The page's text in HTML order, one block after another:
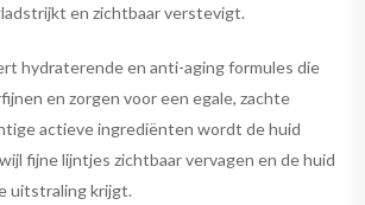
en zichtbaar verstevigt.
hydraterende en anti-aging formules die
en zorgen voor een egale, zachte
actieve ingrediënten wordt de huid
fijne lijntjes zichtbaar vervagen en de huid
uitstraling krijgt.